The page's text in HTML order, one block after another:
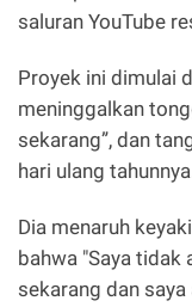
saluran YouTube
Proyek ini dimulai
meninggalkan
sekarang”, dan
hari ulang
Dia menaruh
bahwa "Saya tidak
sekarang dan